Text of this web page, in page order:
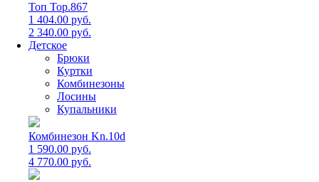
Топ Top.867
1 404.00 руб.
2 340.00 руб.
Детское
Брюки
Куртки
Комбинезоны
Лосины
Купальники
Комбинезон Kn.10d
1 590.00 руб.
4 770.00 руб.